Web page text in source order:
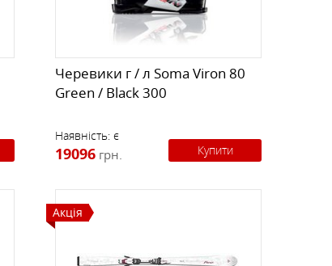
Черевики г / л Soma Viron 80
Green / Black 300
Наявність: є
19096 грн. Купити
Акція